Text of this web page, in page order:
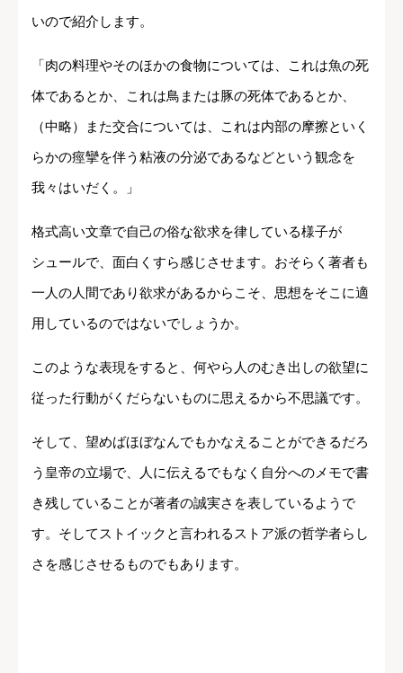
いので紹介します。
「肉の料理やそのほかの食物については、これは魚の死
体であるとか、これは鳥または豚の死体であるとか、
（中略）また交合については、これは内部の摩擦といく
らかの痙攣を伴う粘液の分泌であるなどという観念を
我々はいだく。」
格式高い文章で自己の俗な欲求を律している様子が
シュールで、面白くすら感じさせます。おそらく著者も
一人の人間であり欲求があるからこそ、思想をそこに適
用しているのではないでしょうか。
このような表現をすると、何やら人のむき出しの欲望に
従った行動がくだらないものに思えるから不思議です。
そして、望めばほぼなんでもかなえることができるだろ
う皇帝の立場で、人に伝えるでもなく自分へのメモで書
き残していることが著者の誠実さを表しているようで
す。そしてストイックと言われるストア派の哲学者らし
さを感じさせるものでもあります。